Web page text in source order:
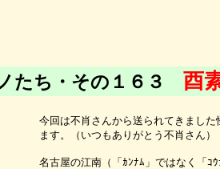
たち・その１６３ 酉
今回は不肖さんから送られてきました
ます。（いつもありがとう不肖さん）
名古屋の江南（「ｶﾝﾅﾑ」ではなく「ｺ